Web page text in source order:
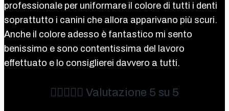
professionale per uniformare il colore di tutti i denti
soprattutto i canini che allora apparivano più scuri.
Anche il colore adesso è fantastico mi sento
benissimo e sono contentissima del lavoro
effettuato e lo consiglierei davvero a tutti.
     Valutazione 5 su 5